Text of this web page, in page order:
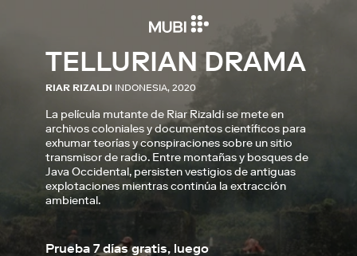
TELLURIAN DRAMA
RIAR RIZALDI INDONESIA, 2020
La película mutante de Riar Rizaldi se mete en
archivos coloniales y documentos científicos para
exhumar teorías y conspiraciones sobre un sitio
transmisor de radio. Entre montañas y bosques de
Java Occidental, persisten vestigios de antiguas
explotaciones mientras continúa la extracción
ambiental.
Prueba 7 días gratis, luego